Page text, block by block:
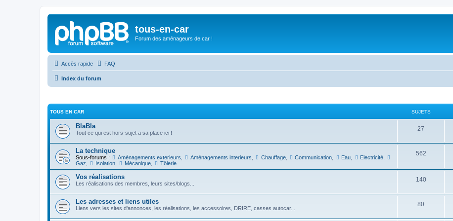
tous-en-car
Forum des aménageurs de car !
Accès rapide FAQ
Index du forum
TOUS EN CAR SUJETS
BlaBla
Tout ce qui est hors-sujet a sa place ici !
27
La technique
Sous-forums : Aménagements exterieurs Aménagements interieurs Chauffage, Communication Eau Electricité
Gaz
Isolation, Mécanique, Tôlerie
562
Vos réalisations
Les réalisations des membres, leurs sites/blogs...
140
Les adresses et liens utiles
Liens vers les sites d'annonces, les réalisations, les accessoires, DRIRE, casses autocar...
80